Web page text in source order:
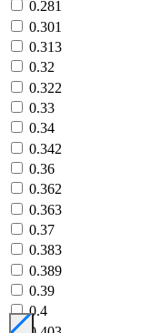
0.281
0.301
0.313
0.32
0.322
0.33
0.34
0.342
0.36
0.362
0.363
0.37
0.383
0.389
0.39
0.4